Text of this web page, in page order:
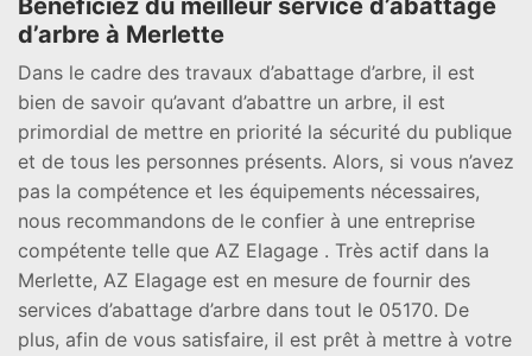
Bénéficiez du meilleur service d’abattage
d’arbre à Merlette
Dans le cadre des travaux d’abattage d’arbre, il est
bien de savoir qu’avant d’abattre un arbre, il est
primordial de mettre en priorité la sécurité du publique
et de tous les personnes présents. Alors, si vous n’avez
pas la compétence et les équipements nécessaires,
nous recommandons de le confier à une entreprise
compétente telle que AZ Elagage . Très actif dans la
Merlette, AZ Elagage est en mesure de fournir des
services d’abattage d’arbre dans tout le 05170. De
plus, afin de vous satisfaire, il est prêt à mettre à votre